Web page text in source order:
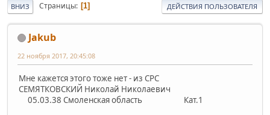
ВНИЗ Страницы 1 ДЕЙСТВИЯ ПОЛЬЗОВАТЕЛЯ
Jakub
22 ноября 2017, 20:45:08
Мне кажется этого тоже нет - из СРС
СЕМЯТКОВСКИЙ Николай Николаевич
05.03.38 Смоленская область Кат.1